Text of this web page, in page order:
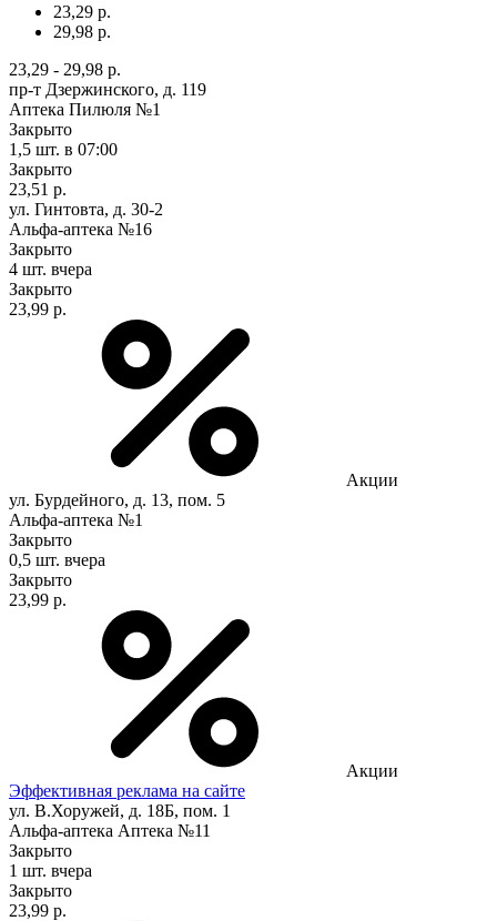
23,29 р.
29,98 р.
23,29 - 29,98 р.
пр-т Дзержинского, д. 119
Аптека Пилюля №1
Закрыто
1,5 шт. в 07:00
Закрыто
23,51 р.
ул. Гинтовта, д. 30-2
Альфа-аптека №16
Закрыто
4 шт. вчера
Закрыто
23,99 р.
Акции
ул. Бурдейного, д. 13, пом. 5
Альфа-аптека №1
Закрыто
0,5 шт. вчера
Закрыто
23,99 р.
Акции
Эффективная реклама на сайте
ул. В.Хоружей, д. 18Б, пом. 1
Альфа-аптека Аптека №11
Закрыто
1 шт. вчера
Закрыто
23,99 р.